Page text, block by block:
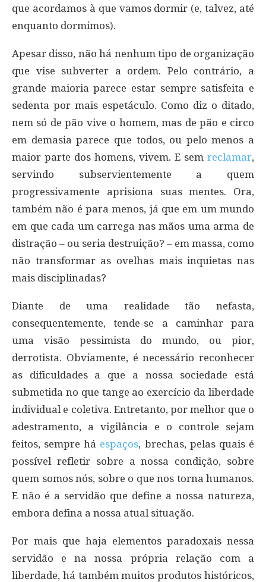
que acordamos à que vamos dormir (e, talvez, até
enquanto dormimos).
Apesar disso, não há nenhum tipo de organização
que vise subverter a ordem. Pelo contrário, a
grande maioria parece estar sempre satisfeita e
sedenta por mais espetáculo. Como diz o ditado,
nem só de pão vive o homem, mas de pão e circo
em demasia parece que todos, ou pelo menos a
maior parte dos homens, vivem. E sem reclamar,
servindo subservientemente a quem
progressivamente aprisiona suas mentes. Ora,
também não é para menos, já que em um mundo
em que cada um carrega nas mãos uma arma de
distração – ou seria destruição? – em massa, como
não transformar as ovelhas mais inquietas nas
mais disciplinadas?
Diante de uma realidade tão nefasta,
consequentemente, tende-se a caminhar para
uma visão pessimista do mundo, ou pior,
derrotista. Obviamente, é necessário reconhecer
as dificuldades a que a nossa sociedade está
submetida no que tange ao exercício da liberdade
individual e coletiva. Entretanto, por melhor que o
adestramento, a vigilância e o controle sejam
feitos, sempre há espaços, brechas, pelas quais é
possível refletir sobre a nossa condição, sobre
quem somos nós, sobre o que nos torna humanos.
E não é a servidão que define a nossa natureza,
embora defina a nossa atual situação.
Por mais que haja elementos paradoxais nessa
servidão e na nossa própria relação com a
liberdade, há também muitos produtos históricos,